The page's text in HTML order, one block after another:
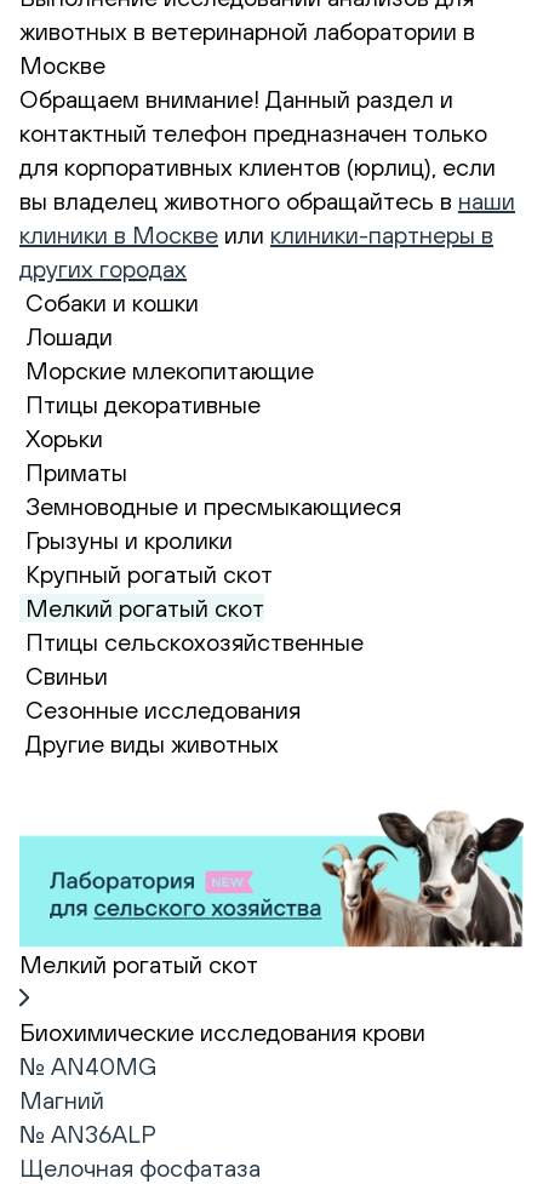
животных в ветеринарной лаборатории в
Москве
Обращаем внимание! Данный раздел и
контактный телефон предназначен только
для корпоративных клиентов (юрлиц), если
вы владелец животного обращайтесь в наши
клиники в Москве или клиники-партнеры в
других городах
Собаки и кошки
Лошади
Морские млекопитающие
Птицы декоративные
Хорьки
Приматы
Земноводные и пресмыкающиеся
Грызуны и кролики
Крупный рогатый скот
Мелкий рогатый скот
Птицы сельскохозяйственные
Свиньи
Сезонные исследования
Другие виды животных
Мелкий рогатый скот
Биохимические исследования крови
№ AN40MG
Магний
№ AN36ALP
Щелочная фосфатаза